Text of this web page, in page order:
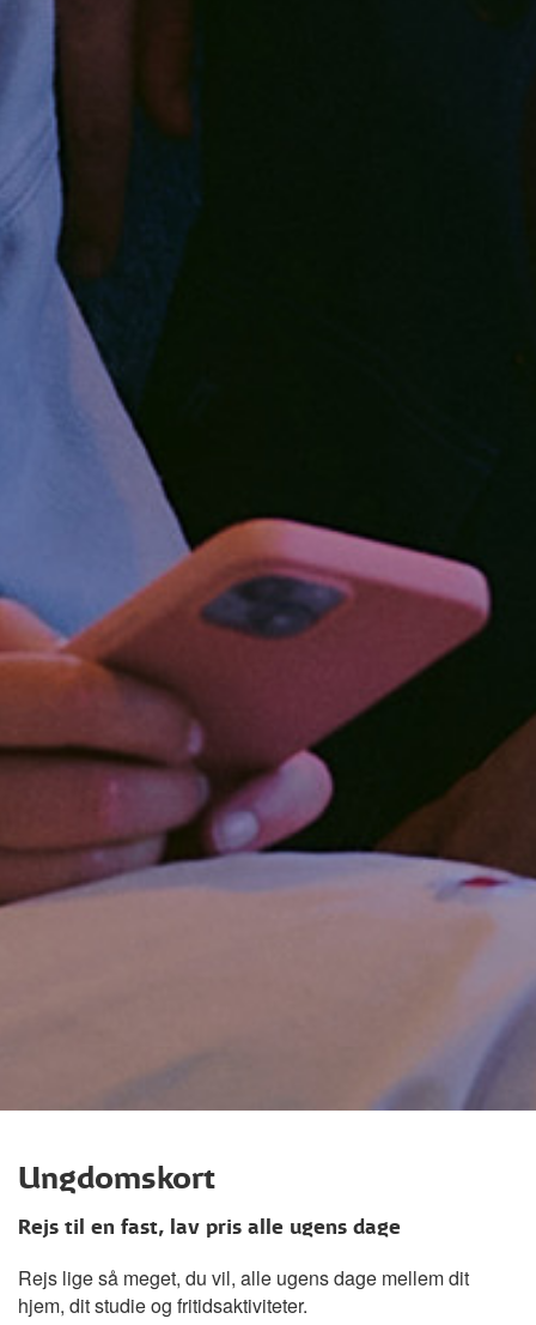
Ungdomskort
Rejs til en fast, lav pris alle ugens dage
Rejs lige så meget, du vil, alle ugens dage mellem dit
hjem, dit studie og fritidsaktiviteter.